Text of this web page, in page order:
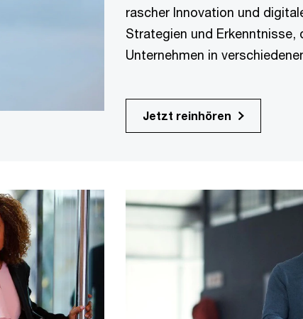
rascher Innovation und
Strategien und
Unternehmen in
Jetzt reinhören